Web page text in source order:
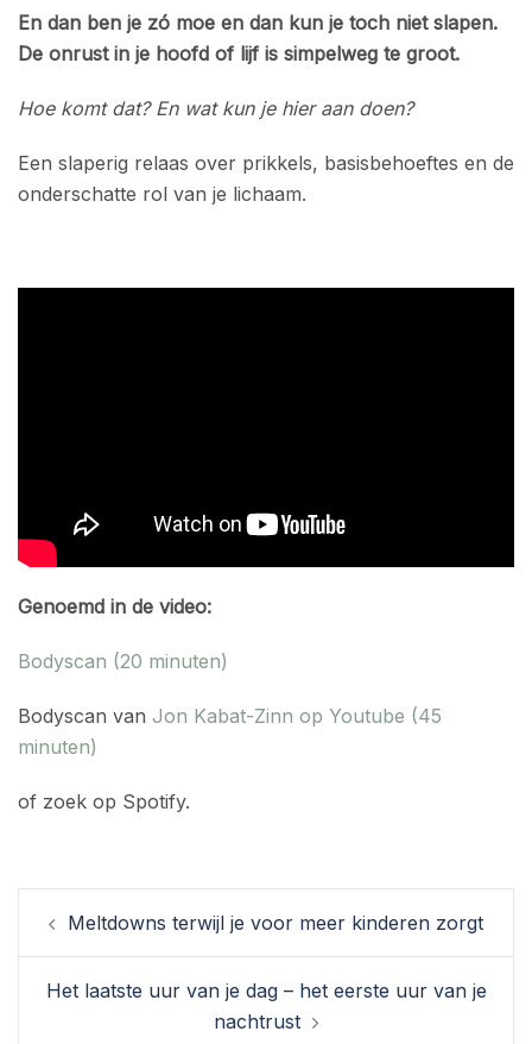
En dan ben je zó moe en dan kun je toch niet slapen.
De onrust in je hoofd of lijf is simpelweg te groot.
Hoe komt dat? En wat kun je hier aan doen?
Een slaperig relaas over prikkels, basisbehoeftes en de
onderschatte rol van je lichaam.
Genoemd in de video:
Bodyscan (20 minuten)
Bodyscan van Jon Kabat-Zinn op Youtube (45
minuten)
of zoek op Spotify.
Berichtnavigatie
Meltdowns terwijl je voor meer kinderen zorgt
Het laatste uur van je dag – het eerste uur van je
nachtrust